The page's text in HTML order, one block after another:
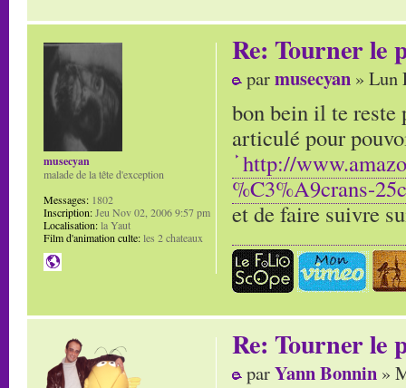
Re: Tourner le
parmusecyan » Lun
bon bein il te reste
articulé pour
http://
%C3%A9crans-
et de faire suivre
musecyan
malade de la tête d'exception
Messages: 1802
Inscription:Jeu Nov 02, 2006 9:57 pm
Localisation:la Yaut
Film d'animation culte:les 2 chateaux
Re: Tourner le
parYann Bonnin »